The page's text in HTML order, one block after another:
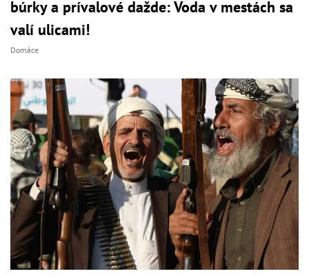
búrky a prívalové dažde: Voda v mestách sa
valí ulicami!
Domáce